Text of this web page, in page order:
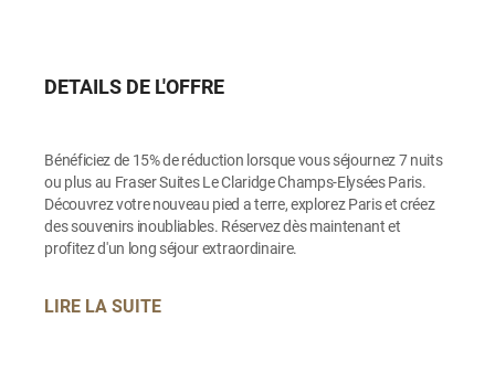
DETAILS DE L'OFFRE
Bénéficiez de 15% de réduction lorsque vous séjournez 7 nuits
ou plus au Fraser Suites Le Claridge Champs-Elysées Paris.
Découvrez votre nouveau pied a terre, explorez Paris et créez
des souvenirs inoubliables. Réservez dès maintenant et
profitez d'un long séjour extraordinaire.
LIRE LA SUITE